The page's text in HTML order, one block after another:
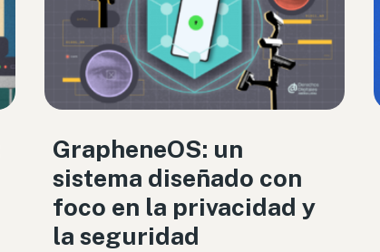
GrapheneOS: un
sistema diseñado con
foco en la privacidad y
la seguridad